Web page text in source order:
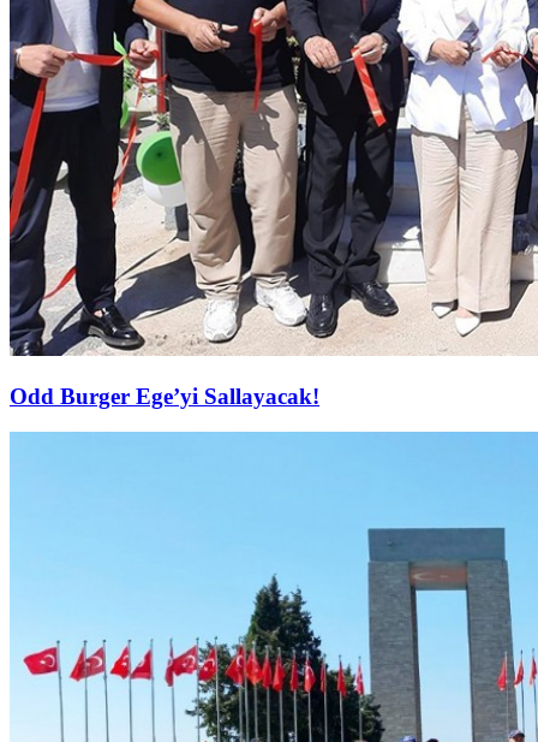
Odd Burger Ege’yi Sallayacak!